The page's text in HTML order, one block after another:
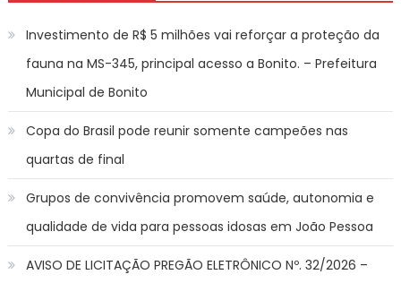
Investimento de R$ 5 milhões vai reforçar a proteção da
fauna na MS-345, principal acesso a Bonito. – Prefeitura
Municipal de Bonito
Copa do Brasil pode reunir somente campeões nas
quartas de final
Grupos de convivência promovem saúde, autonomia e
qualidade de vida para pessoas idosas em João Pessoa
AVISO DE LICITAÇÃO PREGÃO ELETRÔNICO Nº. 32/2026 –